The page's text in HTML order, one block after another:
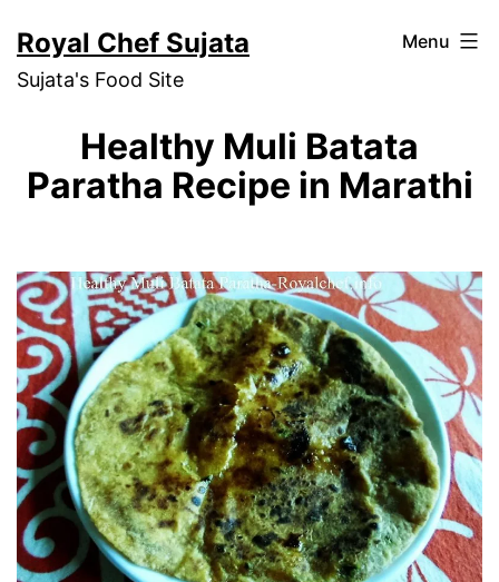
to
content
Royal Chef Sujata
Sujata's Food Site
Menu
Healthy Muli Batata
Paratha Recipe in Marathi